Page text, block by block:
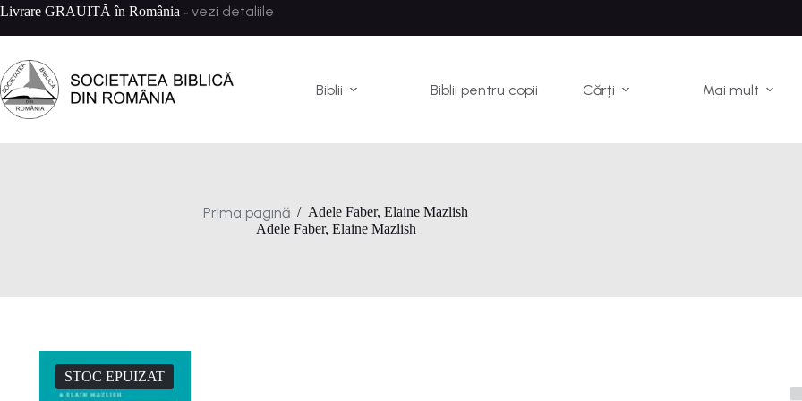
Sari
conținut
Livrare GRAUITĂ în România - vezi detaliile
Biblii Biblii pentru copii Cărți Mai mult
Prima pagină / Adele Faber, Elaine Mazlish
Adele Faber, Elaine Mazlish
STOC EPUIZAT